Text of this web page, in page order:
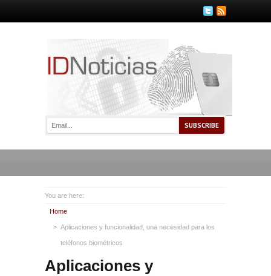
You are here:
Home
Aplicaciones y funcionalidad, una necesidad para los
teléfonos biométricos
Aplicaciones y